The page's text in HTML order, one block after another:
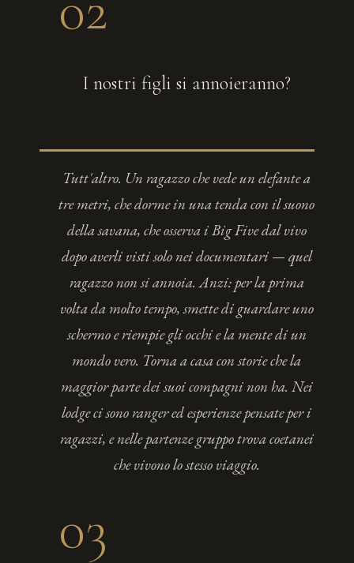
I nostri figli si annoieranno?
Tutt'altro. Un ragazzo che vede un elefante a
tre metri, che dorme in una tenda con il suono
della savana, che osserva i Big Five dal vivo
dopo averli visti solo nei documentari — quel
ragazzo non si annoia. Anzi: per la prima
volta da molto tempo, smette di guardare uno
schermo e riempie gli occhi e la mente di un
mondo vero. Torna a casa con storie che la
maggior parte dei suoi compagni non ha. Nei
lodge ci sono ranger ed esperienze pensate per i
ragazzi, e nelle partenze gruppo trova coetanei
che vivono lo stesso viaggio.
03